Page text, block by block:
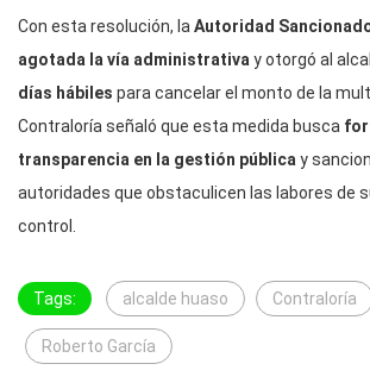
Con esta resolución, la Autoridad
agotada la vía administrativa y otorgó al
días hábiles para cancelar el monto de la
Contraloría señaló que esta medida busca
transparencia en la gestión pública y
autoridades que obstaculicen las labores de
control.
Tags: alcalde huaso Contraloría
Roberto García